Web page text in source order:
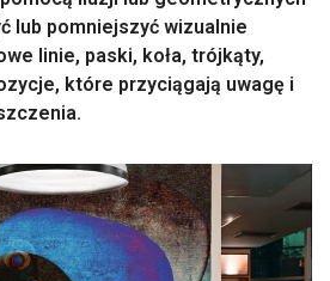
lub pomniejszyć wizualnie
linie, paski, koła, trójkąty,
które przyciągają uwagę i